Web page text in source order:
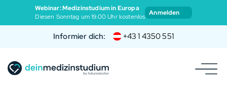
Webinar: Medizinstudium in Europa
Diesen Sonntag um 19:00 Uhr kostenlos Anmelden
Informier dich: +43 1 4350 551